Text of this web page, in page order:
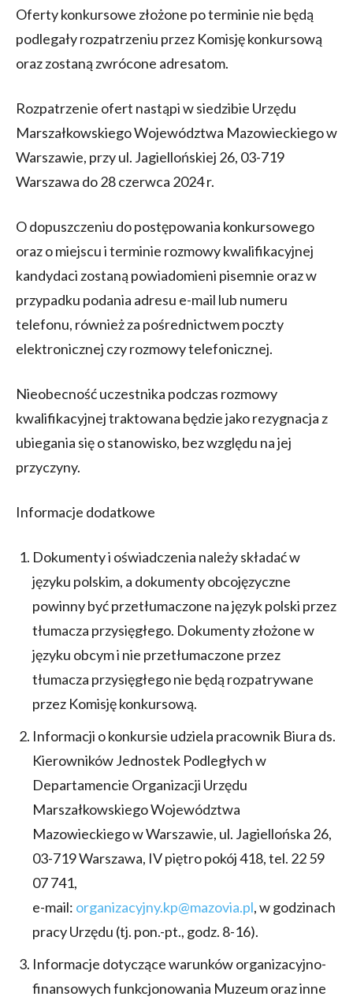
Oferty konkursowe złożone po terminie nie będą
podlegały rozpatrzeniu przez Komisję konkursową
oraz zostaną zwrócone adresatom.
Rozpatrzenie ofert nastąpi w siedzibie Urzędu
Marszałkowskiego Województwa Mazowieckiego w
Warszawie, przy ul. Jagiellońskiej 26, 03-719
Warszawa do 28 czerwca 2024 r.
O dopuszczeniu do postępowania konkursowego
oraz o miejscu i terminie rozmowy kwalifikacyjnej
kandydaci zostaną powiadomieni pisemnie oraz w
przypadku podania adresu e-mail lub numeru
telefonu, również za pośrednictwem poczty
elektronicznej czy rozmowy telefonicznej.
Nieobecność uczestnika podczas rozmowy
kwalifikacyjnej traktowana będzie jako rezygnacja z
ubiegania się o stanowisko, bez względu na jej
przyczyny.
Informacje dodatkowe
Dokumenty i oświadczenia należy składać w
języku polskim, a dokumenty obcojęzyczne
powinny być przetłumaczone na język polski przez
tłumacza przysięgłego. Dokumenty złożone w
języku obcym i nie przetłumaczone przez
tłumacza przysięgłego nie będą rozpatrywane
przez Komisję konkursową.
Informacji o konkursie udziela pracownik Biura ds.
Kierowników Jednostek Podległych w
Departamencie Organizacji Urzędu
Marszałkowskiego Województwa
Mazowieckiego w Warszawie, ul. Jagiellońska 26,
03-719 Warszawa, IV piętro pokój 418, tel. 22 59
07 741,
e-mail: organizacyjny.kp@mazovia.pl, w godzinach
pracy Urzędu (tj. pon.-pt., godz. 8-16).
Informacje dotyczące warunków organizacyjno-
finansowych funkcjonowania Muzeum oraz inne